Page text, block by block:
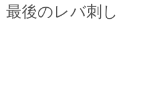
ス最後のレバ刺し